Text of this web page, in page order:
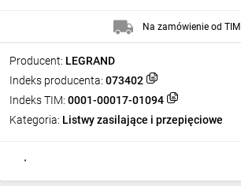
Producent: LEGRAND
Indeks producenta: 073402
Indeks TIM: 0001-00017-01094
Kategoria: Listwy zasilające i przepięciowe
Na zamówienie od TIM